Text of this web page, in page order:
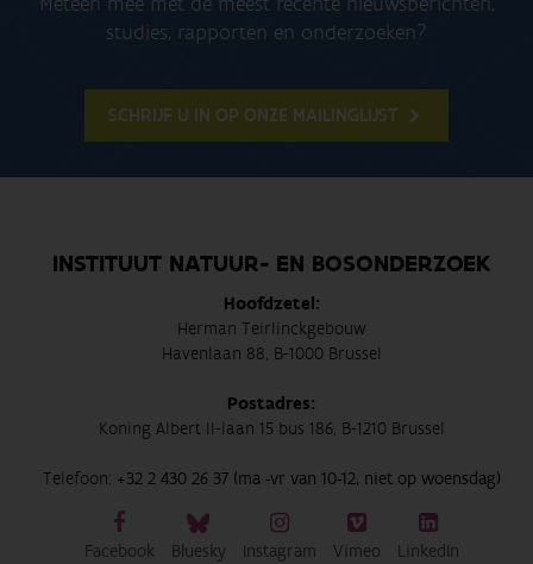
studies, rapporten en onderzoeken?
SCHRIJF U IN OP ONZE MAILINGLIJST
INSTITUUT NATUUR- EN BOSONDERZOEK
Hoofdzetel:
Herman Teirlinckgebouw
Havenlaan 88, B-1000 Brussel
Postadres:
Koning Albert II-laan 15 bus 186, B-1210 Brussel
Telefoon: +32 2 430 26 37 (ma -vr van 10-12, niet op woensdag)
Facebook Bluesky Instagram Vimeo LinkedIn